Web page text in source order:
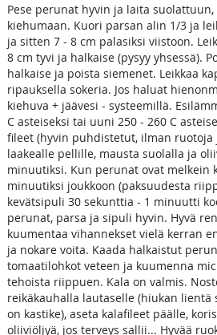
Pese perunat hyvin ja laita
kiehumaan. Kuori parsan alin 1/3 ja
ja sitten 7 - 8 cm palasiksi viistoon.
8 cm tyvi ja halkaise (pysyy yhsessä).
halkaise ja poista siemenet. Leikkaa
ripauksella sokeria. Jos haluat
kiehuva + jäävesi - systeemillä.
C asteiseksi tai uuni 250 - 260 C
fileet (hyvin puhdistetut, ilman
laakealle pellille, mausta suolalla ja
minuutiksi. Kun perunat ovat melkein
minuutiksi joukkoon (paksuudesta
kevätsipuli 30 sekunttia - 1 minuutti
perunat, parsa ja sipuli hyvin. Hyvä
kuumentaa vihannekset vielä kerran
ja nokare voita. Kaada halkaistut
tomaatilohkot veteen ja kuumenna
tehoista riippuen. Kala on valmis.
reikäkauhalla lautaselle (hiukan lientä
on kastike), aseta kalafileet päälle,
oliiviöljyä, jos terveys sallii... Hyvää